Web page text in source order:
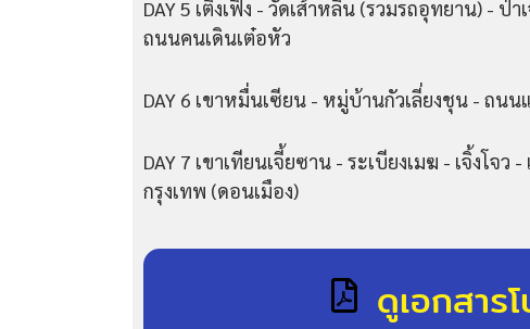
DAY 5 เติงเฟิง - วัดเส้าหลิน (รวมรถอุทยาน) - ป่
ถนนคนเดินเต๋อหัว
DAY 6 เขาหมื่นเซียน - หมู่บ้านกัวเลี่ยงชุน - ถน
DAY 7 เขาเทียนเจี้ยซาน - ระเบียงเมฆ - เจิ้งโจว
กรุงเทพ (ดอนเมือง)
ดูเอกสาร